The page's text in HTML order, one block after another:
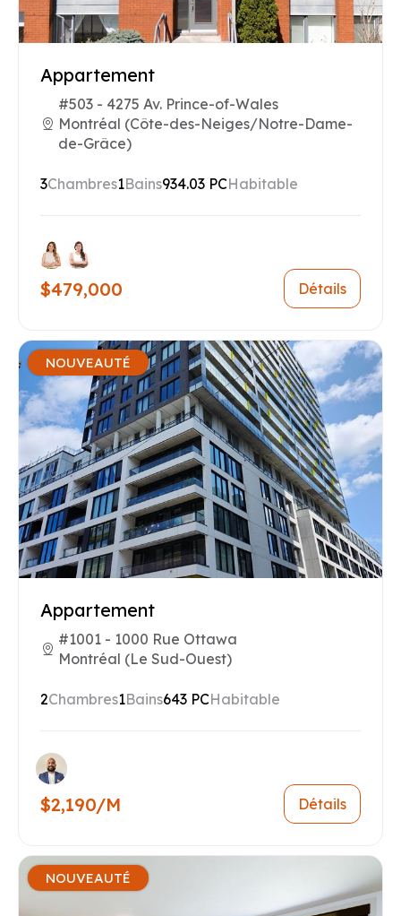
Appartement
#503 - 4275 Av. Prince-of-Wales
Montréal (Côte-des-Neiges/Notre-Dame-
de-Grâce)
3Chambres1Bains934.03 PCHabitable
$479,000 Détails
NOUVEAUTÉ
Appartement
#1001 - 1000 Rue Ottawa
Montréal (Le Sud-Ouest)
2Chambres1Bains643 PCHabitable
$2,190/M Détails
NOUVEAUTÉ